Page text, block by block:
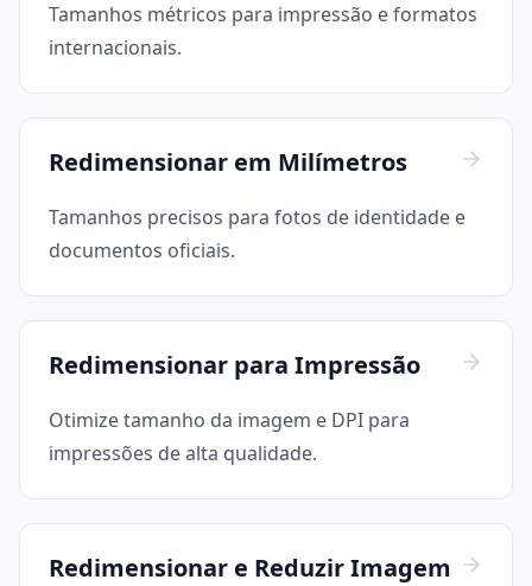
Tamanhos métricos para impressão e formatos
internacionais.
Redimensionar em Milímetros
Tamanhos precisos para fotos de identidade e
documentos oficiais.
Redimensionar para Impressão
Otimize tamanho da imagem e DPI para
impressões de alta qualidade.
Redimensionar e Reduzir Imagem